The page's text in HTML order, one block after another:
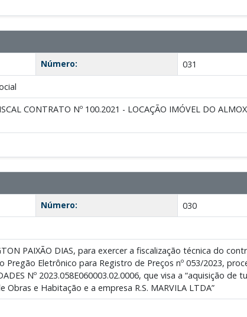
Número:
031
CONTRATO Nº 100.2021 - LOCAÇÃO IMÓVEL DO
Número:
030
PAIXÃO DIAS, para exercer a fiscalização técnica do
Pregão Eletrônico para Registro de Preços nº 053/2023,
Nº 2023.058E060003.02.0006, que visa a “aquisição de
e Habitação e a empresa R.S. MARVILA LTDA”